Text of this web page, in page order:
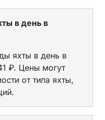
в день в
яхты в день в
₽. Цены могут
от типа яхты,